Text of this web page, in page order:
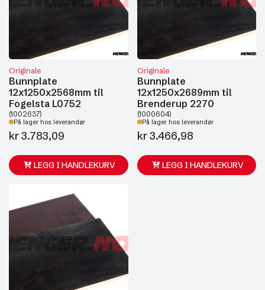
Originale
Bunnplate
12x1250x2568mm til
Fogelsta L0752
(1002637)
På lager hos leverandør
kr3.783,09
LEGG I HANDLEKURV
Originale
Bunnplate
12x1250x2689mm til
Brenderup 2270
(1000604)
På lager hos leverandør
kr3.466,98
LEGG I HANDLEKURV